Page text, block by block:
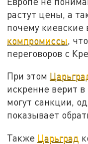
растут цены, а
почему киевские
компромиссы ,
переговоров с
При этом
искренне верит в
могут санкции,
показывает
Также Царьград